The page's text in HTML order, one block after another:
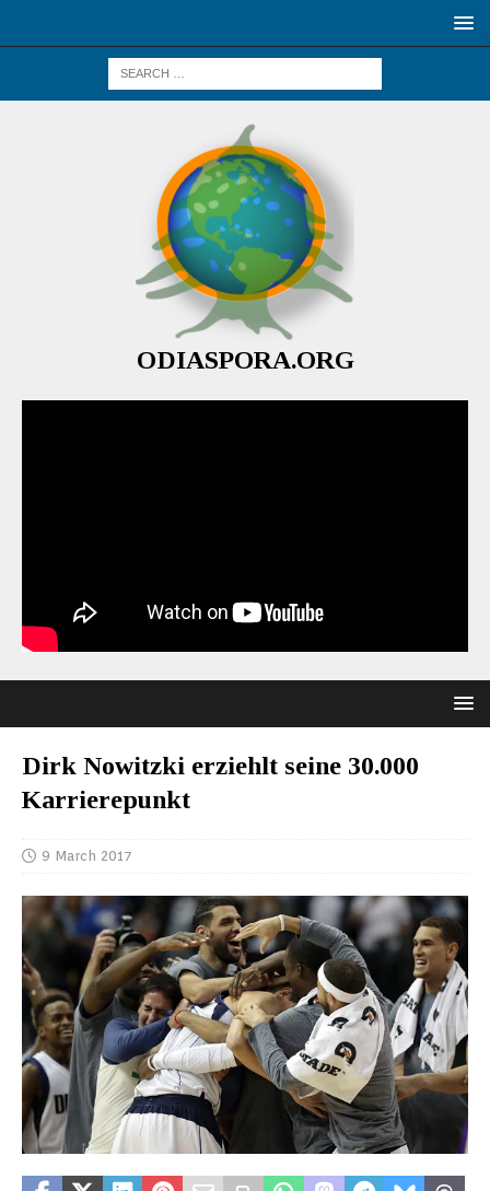
ODIASPORA.ORG
Dirk Nowitzki erziehlt seine 30.000
Karrierepunkt
9 March 2017